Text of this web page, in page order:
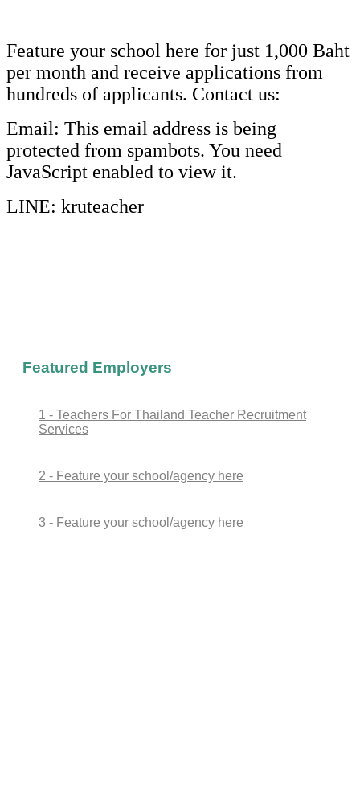
Feature your school here for just 1,000 Baht
per month and receive applications from
hundreds of applicants. Contact us:
Email: This email address is being
protected from spambots. You need
JavaScript enabled to view it.
LINE: kruteacher
Featured Employers
1 - Teachers For Thailand Teacher Recruitment
Services
2 - Feature your school/agency here
3 - Feature your school/agency here